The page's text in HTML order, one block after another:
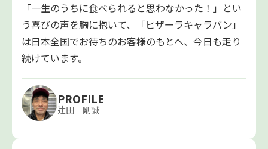
「一生のうちに食べられると思わなかった！」とい
う喜びの声を胸に抱いて、「ピザーラキャラバン」
は日本全国でお待ちのお客様のもとへ、今日も走り
続けています。
PROFILE
辻田 剛誠